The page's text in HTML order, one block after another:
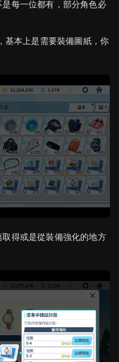
每一位都有，部分角色必
基本上是需要裝備圖紙，你
得或是從裝備強化的地方